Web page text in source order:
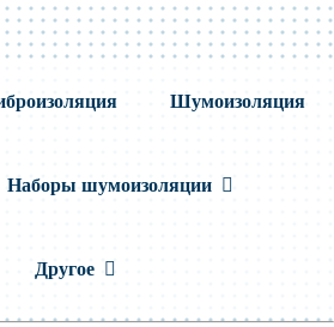
Шумоизоляция
Наборы шумоизоляции
Другое